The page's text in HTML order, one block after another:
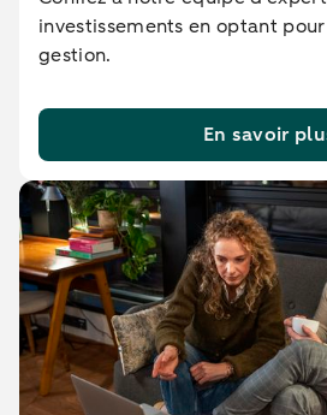
investissements en optant
gestion.
En savoir